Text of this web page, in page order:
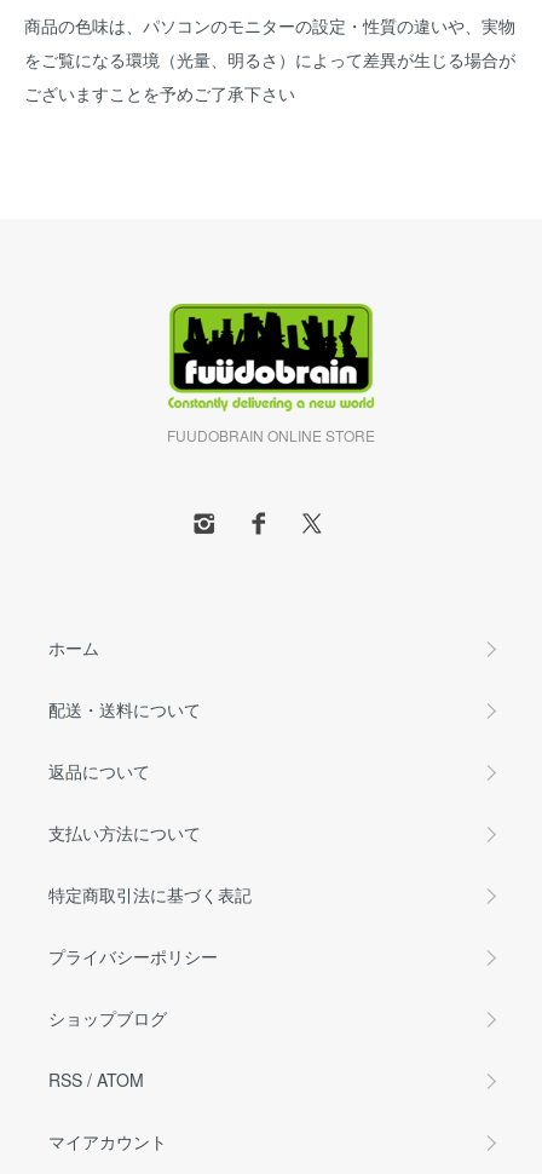
商品の色味は、パソコンのモニターの設定・性質の違いや、実物
をご覧になる環境（光量、明るさ）によって差異が生じる場合が
ございますことを予めご了承下さい
FUUDOBRAIN ONLINE STORE
ホーム
配送・送料について
返品について
支払い方法について
特定商取引法に基づく表記
プライバシーポリシー
ショップブログ
RSS / ATOM
マイアカウント